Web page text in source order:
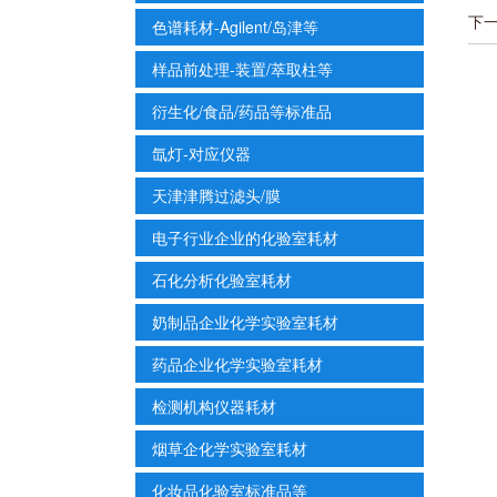
色谱耗材-Agilent/岛津等
样品前处理-装置/萃取柱等
衍生化/食品/药品等标准品
氙灯-对应仪器
天津津腾过滤头/膜
电子行业企业的化验室耗材
石化分析化验室耗材
奶制品企业化学实验室耗材
药品企业化学实验室耗材
检测机构仪器耗材
烟草企化学实验室耗材
化妆品化验室标准品等
下